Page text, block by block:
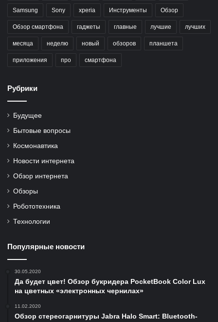
Samsung Sony xperia Инструменты Обзор
Обзор смартфона гаджеты главные лучшие лучших
месяца неделю новый обзоров планшета
приложения про смартфона
Рубрики
Будущее
Бытовые вопросы
Космонавтика
Новости интернета
Обзор интернета
Обзоры
Робототехника
Технологии
Популярные новости
30.05.2020
Да будет цвет! Обзор букридера PocketBook Color Lux
на цветных «электронных чернилах»
11.02.2020
Обзор стереогарнитуры Jabra Halo Smart: Bluetooth-